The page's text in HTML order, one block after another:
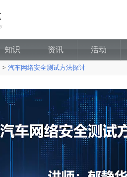
知识 资讯 活动
> 汽车网络安全测试方法探讨